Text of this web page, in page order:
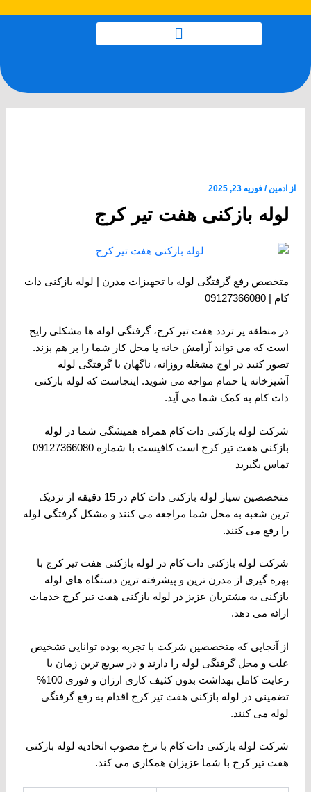
از ادمین/فوریه 23, 2025
لوله بازکنی هفت تیر کرج
متخصص رفع گرفتگی لوله با تجهیزات مدرن | لوله بازکنی دات
کام | 09127366080
در منطقه پر تردد هفت تیر کرج، گرفتگی لوله ها مشکلی رایج
است که می تواند آرامش خانه یا محل کار شما را بر هم بزند.
تصور کنید در اوج مشغله روزانه، ناگهان با گرفتگی لوله
آشپزخانه یا حمام مواجه می شوید. اینجاست که لوله بازکنی
دات کام به کمک شما می آید.
شرکت لوله بازکنی دات کام همراه همیشگی شما در لوله
بازکنی هفت تیر کرج است کافیست با شماره 09127366080
تماس بگیرید
متخصصین سیار لوله بازکنی دات کام در 15 دقیقه از نزدیک
ترین شعبه به محل شما مراجعه می کنند و مشکل گرفتگی لوله
را رفع می کنند.
شرکت لوله بازکنی دات کام در لوله بازکنی هفت تیر کرج با
بهره گیری از مدرن ترین و پیشرفته ترین دستگاه های لوله
بازکنی به مشتریان عزیز در لوله بازکنی هفت تیر کرج خدمات
ارائه می دهد.
از آنجایی که متخصصین شرکت با تجربه بوده توانایی تشخیص
علت و محل گرفتگی لوله را دارند و در سریع ترین زمان با
رعایت کامل بهداشت بدون کثیف کاری ارزان و فوری 100%
تضمینی در لوله بازکنی هفت تیر کرج اقدام به رفع گرفتگی
لوله می کنند.
شرکت لوله بازکنی دات کام با نرخ مصوب اتحادیه لوله بازکنی
هفت تیر کرج با شما عزیزان همکاری می کند.